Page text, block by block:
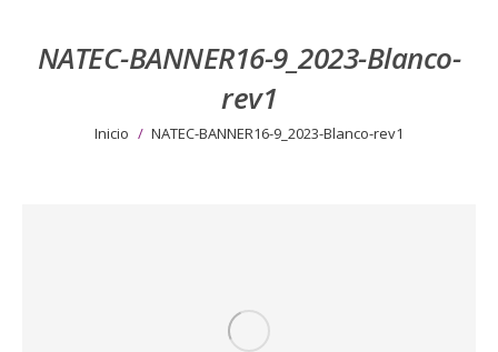
NATEC-BANNER16-9_2023-Blanco-
rev1
Estás aquí:
Inicio NATEC-BANNER16-9_2023-Blanco-rev1